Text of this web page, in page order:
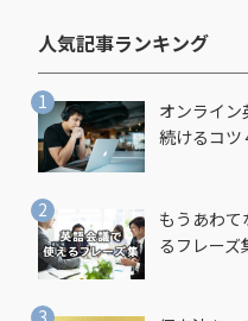
人気記事ランキング​
オンライン
続けるコツ
もうあわ
るフレーズ